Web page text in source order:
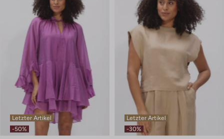
Letzter Artikel
-50%
Letzter Artikel
-30%